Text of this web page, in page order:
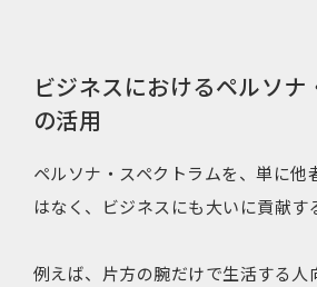
ビジネスにおけるペルソナ
の活用
ペルソナ・スペクトラムを、単に他
はなく、ビジネスにも大いに貢献す
例えば、片方の腕だけで生活する人